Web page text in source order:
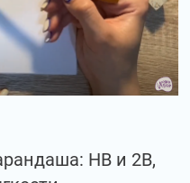
НВ и 2В,